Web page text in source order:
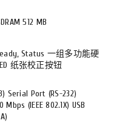
512 MB
Status 一组多功能硬
纸张校正按钮
Serial Port (RS-232)
(IEEE 802.1X) USB